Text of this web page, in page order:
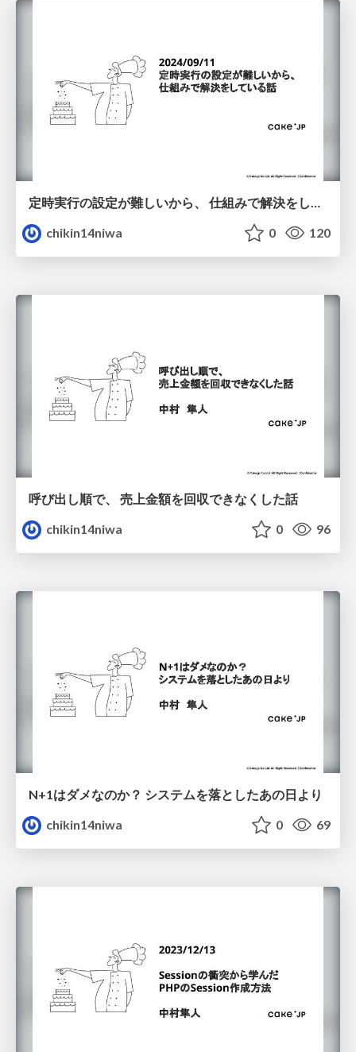
定時実行の設定が難しいから、 仕組みで解決をしている話
chikin14niwa
0 120
呼び出し順で、 売上金額を回収できなくした話
chikin14niwa
0 96
N+1はダメなのか？ システムを落としたあの日より
chikin14niwa
0 69